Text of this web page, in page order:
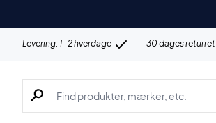
Levering: 1-2 hverdage 30 dages returret
Søg efter produkter, mærker etc.